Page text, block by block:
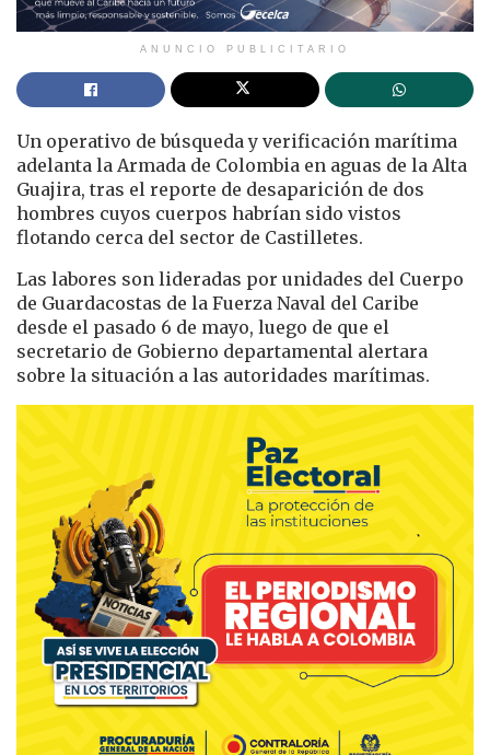
ANUNCIO PUBLICITARIO
Un operativo de búsqueda y verificación marítima
adelanta la Armada de Colombia en aguas de la Alta
Guajira, tras el reporte de desaparición de dos
hombres cuyos cuerpos habrían sido vistos
flotando cerca del sector de Castilletes.
Las labores son lideradas por unidades del Cuerpo
de Guardacostas de la Fuerza Naval del Caribe
desde el pasado 6 de mayo, luego de que el
secretario de Gobierno departamental alertara
sobre la situación a las autoridades marítimas.